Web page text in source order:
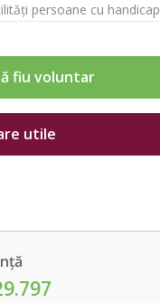
persoane cu handicap
fiu voluntar
utile